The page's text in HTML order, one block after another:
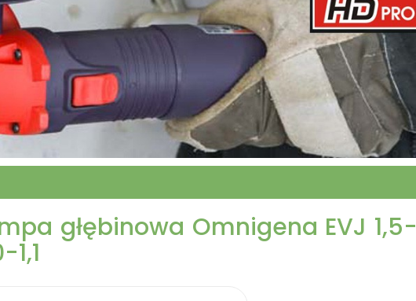
głębinowa Omnigena EVJ 1,5-
1,1